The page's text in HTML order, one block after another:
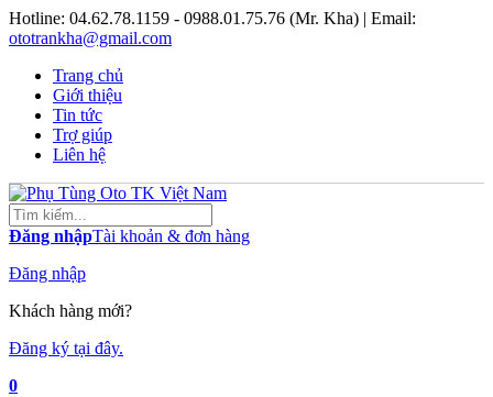
Hotline: 04.62.78.1159 - 0988.01.75.76 (Mr. Kha) | Email:
ototrankha@gmail.com
Trang chủ
Giới thiệu
Tin tức
Trợ giúp
Liên hệ
Đăng nhậpTài khoản & đơn hàng
Đăng nhập
Khách hàng mới?
Đăng ký tại đây.
0